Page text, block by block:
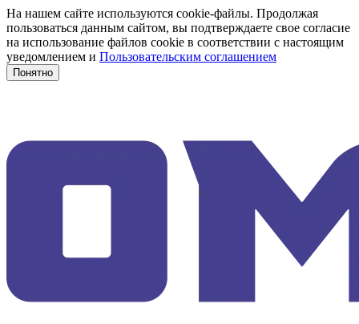
На нашем сайте используются cookie-файлы. Продолжая
пользоваться данным сайтом, вы подтверждаете свое согласие
на использование файлов cookie в соответствии с настоящим
уведомлением и Пользовательским соглашением
Понятно